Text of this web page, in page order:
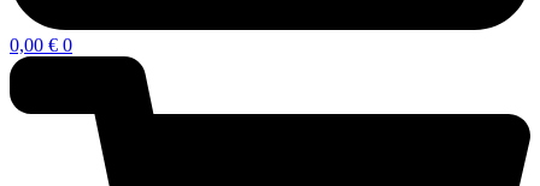
0,00 € 0